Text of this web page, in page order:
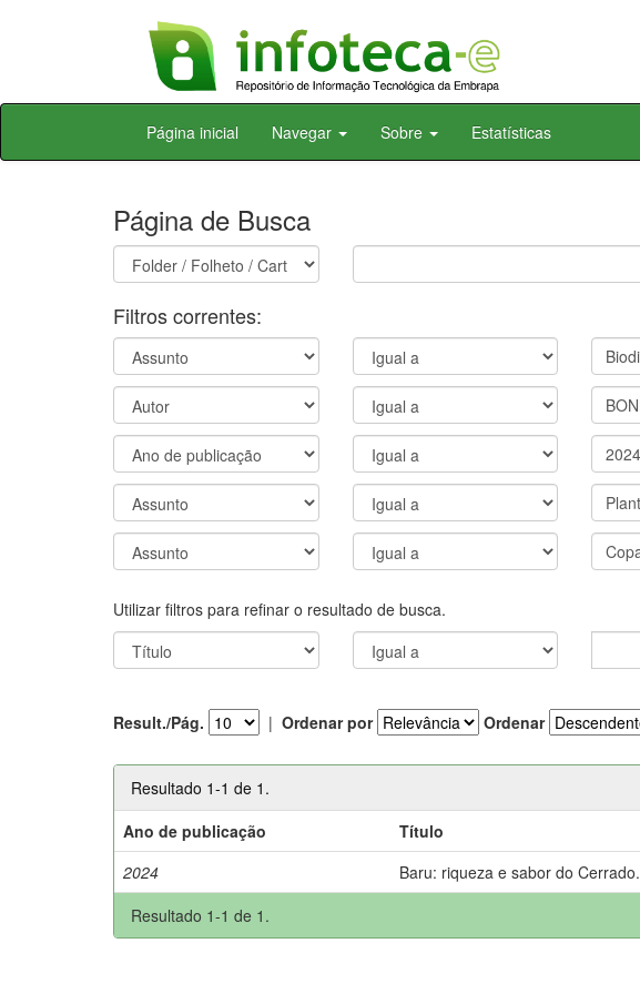
Skip
Página inicial Navegar Sobre Estatísticas
Página de Busca
Filtros correntes:
Utilizar filtros para refinar o resultado de busca.
Result./Pág. | Ordenar por Ordenar
Resultado 1-1 de 1.
Ano de publicação
Título
2024
Baru: riqueza e sabor do Cerrado.
Resultado 1-1 de 1.